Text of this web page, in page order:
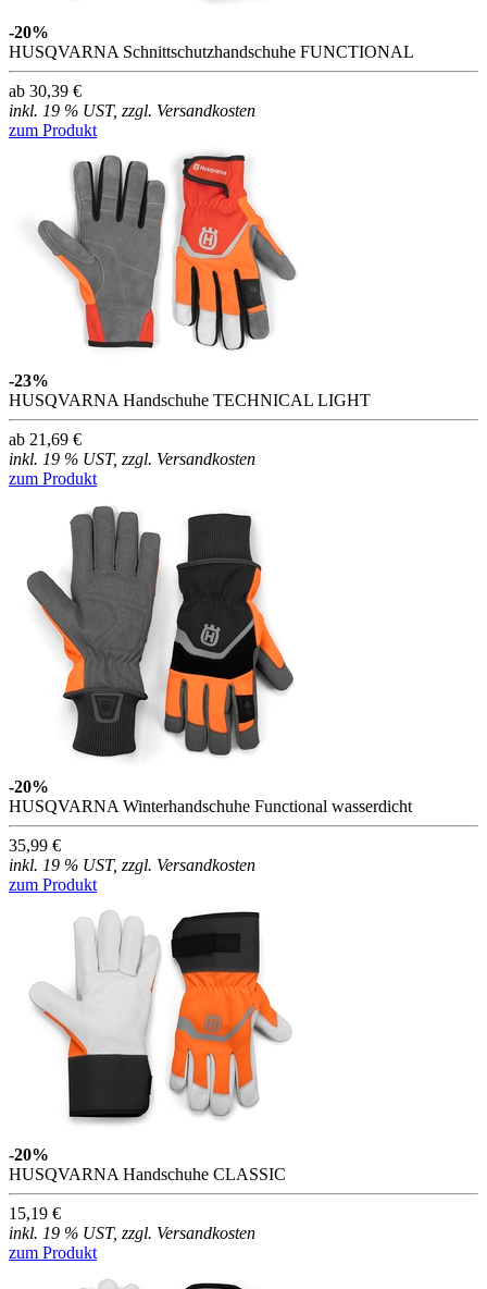
-20%
HUSQVARNA Schnittschutzhandschuhe FUNCTIONAL
ab 30,39 €
inkl. 19 % UST, zzgl. Versandkosten
zum Produkt
-23%
HUSQVARNA Handschuhe TECHNICAL LIGHT
ab 21,69 €
inkl. 19 % UST, zzgl. Versandkosten
zum Produkt
-20%
HUSQVARNA Winterhandschuhe Functional wasserdicht
35,99 €
inkl. 19 % UST, zzgl. Versandkosten
zum Produkt
-20%
HUSQVARNA Handschuhe CLASSIC
15,19 €
inkl. 19 % UST, zzgl. Versandkosten
zum Produkt